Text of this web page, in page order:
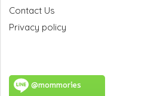
Contact Us
Privacy policy
@mommories